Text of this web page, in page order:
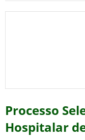
Processo
Hospitalar